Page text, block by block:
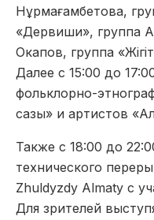
Нұрмағамбетова,
«Дервиши», группа
Окапов, группа
Далее c 15:00 до
фольклорно-
сазы» и артистов
Также с 18:00 до
технического
Zhuldyzdy Almaty с
Для зрителей